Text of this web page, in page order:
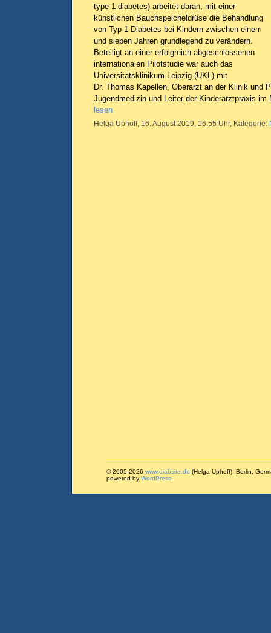
type 1 diabetes) arbeitet daran, mit einer
künstlichen Bauchspeicheldrüse die Behandlung
von Typ-1-Diabetes bei Kindern zwischen einem
und sieben Jahren grundlegend zu verändern.
Beteiligt an einer erfolgreich abgeschlossenen
internationalen Pilotstudie war auch das
Universitätsklinikum Leipzig (UKL) mit
Dr. Thomas Kapellen, Oberarzt an der Klinik und
Jugendmedizin und Leiter der Kinderarztpraxis
lesen
Helga Uphoff, 16. August 2019, 16.55 Uhr, Kategorie:
© 2005-2026 www.diabsite.de (Helga Uphoff), Berlin,
powered by WordPress.